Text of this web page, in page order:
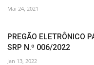
Mai 24, 2021
PREGÃO ELETRÔNICO
SRP N.º 006/2022
Jan 13, 2022